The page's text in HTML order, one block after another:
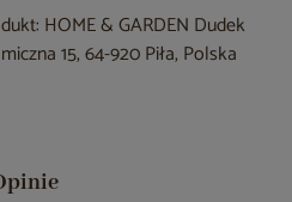
HOME & GARDEN Dudek
15, 64-920 Piła, Polska